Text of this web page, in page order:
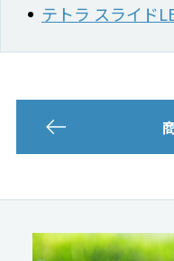
テトラ スライド